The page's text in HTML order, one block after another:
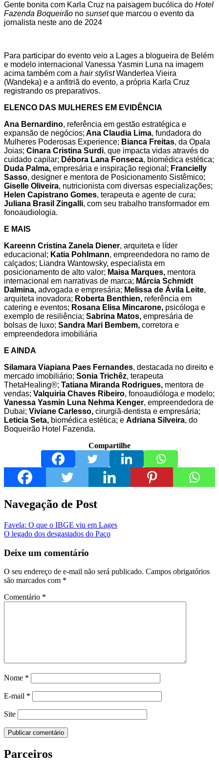
Gente bonita com Karla Cruz na paisagem bucólica do Hotel
Fazenda Boqueirão no sunsetque marcou o evento da
jornalista neste ano de 2024
Para participar do evento veio a Lages a blogueira de Belém
e modelo internacional Vanessa Yasmin Luna na imagem
acima também com a hair stylistWanderlea Vieira
(Wandeka) e a anfitriã do evento, a própria Karla Cruz
registrando os preparativos.
ELENCO DAS MULHERES EM EVIDÊNCIA
Ana Bernardino, referência em gestão estratégica e
expansão de negócios; Ana Claudia Lima, fundadora do
Mulheres Poderosas Experience; Bianca Freitas, da Opala
Joias; Cinara Cristina Surdi, que impacta vidas através do
cuidado capilar; Débora Lana Fonseca, biomédica estética;
Duda Palma, empresária e inspiração regional; Francielly
Sasso, designer e mentora de Posicionamento Sistêmico;
Giselle Oliveira, nutricionista com diversas especializações;
Helen Capistrano Gomes, terapeuta e agente de cura;
Juliana Brasil Zingalli, com seu trabalho transformador em
fonoaudiologia.
E MAIS
Kareenn Cristina Zanela Diener, arquiteta e líder
educacional; Katia Pohlmann, empreendedora no ramo de
calçados; Liandra Wantowsky, especialista em
posicionamento de alto valor; Maisa Marques, mentora
internacional em narrativas de marca; Márcia Schmidt
Dalmina, advogada e empresária; Melissa de Ávila Leite,
arquiteta inovadora; Roberta Benthien, referência em
catering e eventos; Rosana Elisa Mincarone, psicóloga e
exemplo de resiliência; Sabrina Matos, empresária de
bolsas de luxo; Sandra Mari Bembem, corretora e
empreendedora imobiliária
E AINDA
Silamara Viapiana Paes Fernandes, destacada no direito e
mercado imobiliário; Sonia Trichêz, terapeuta
ThetaHealing®️; Tatiana Miranda Rodrigues, mentora de
vendas; Valquiria Chaves Ribeiro, fonoaudióloga e modelo;
Vanessa Yasmin Luna Nehma Kenger, empreendedora de
Dubai; Viviane Carlesso, cirurgiã-dentista e empresária;
Leticia Seta, biomédica estética; e Adriana Silveira, do
Boqueirão Hotel Fazenda.
Compartilhe
Navegação de Post
Favela: O que o IBGE viu em Lages
O legado dos desgastados do Paço
Deixe um comentário
O seu endereço de e-mail não será publicado. Campos obrigatórios
são marcados com *
Comentário *
Nome *
E-mail *
Site
Parceiros